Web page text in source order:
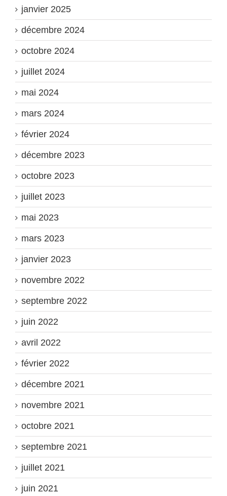
janvier 2025
décembre 2024
octobre 2024
juillet 2024
mai 2024
mars 2024
février 2024
décembre 2023
octobre 2023
juillet 2023
mai 2023
mars 2023
janvier 2023
novembre 2022
septembre 2022
juin 2022
avril 2022
février 2022
décembre 2021
novembre 2021
octobre 2021
septembre 2021
juillet 2021
juin 2021